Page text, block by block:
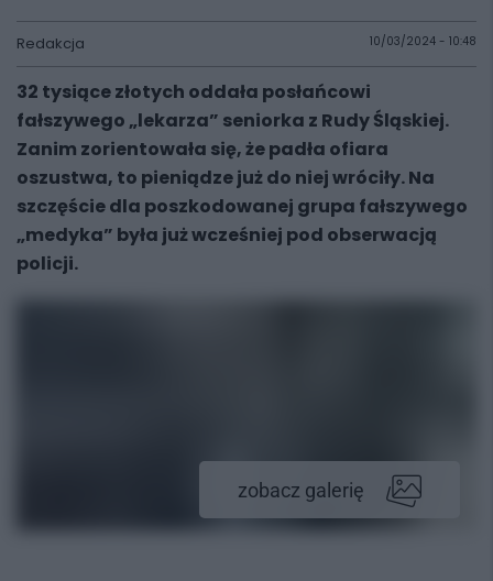
Redakcja 10/03/2024 - 10:48
32 tysiące złotych oddała posłańcowi
fałszywego „lekarza” seniorka z Rudy Śląskiej.
Zanim zorientowała się, że padła ofiara
oszustwa, to pieniądze już do niej wróciły. Na
szczęście dla poszkodowanej grupa fałszywego
„medyka” była już wcześniej pod obserwacją
policji.
zobacz galerię